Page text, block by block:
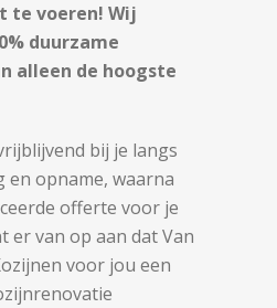
te voeren! Wij
duurzame
alleen de hoogste
bij je langs
en opname, waarna
offerte voor je
er van op aan dat Van
voor jou een